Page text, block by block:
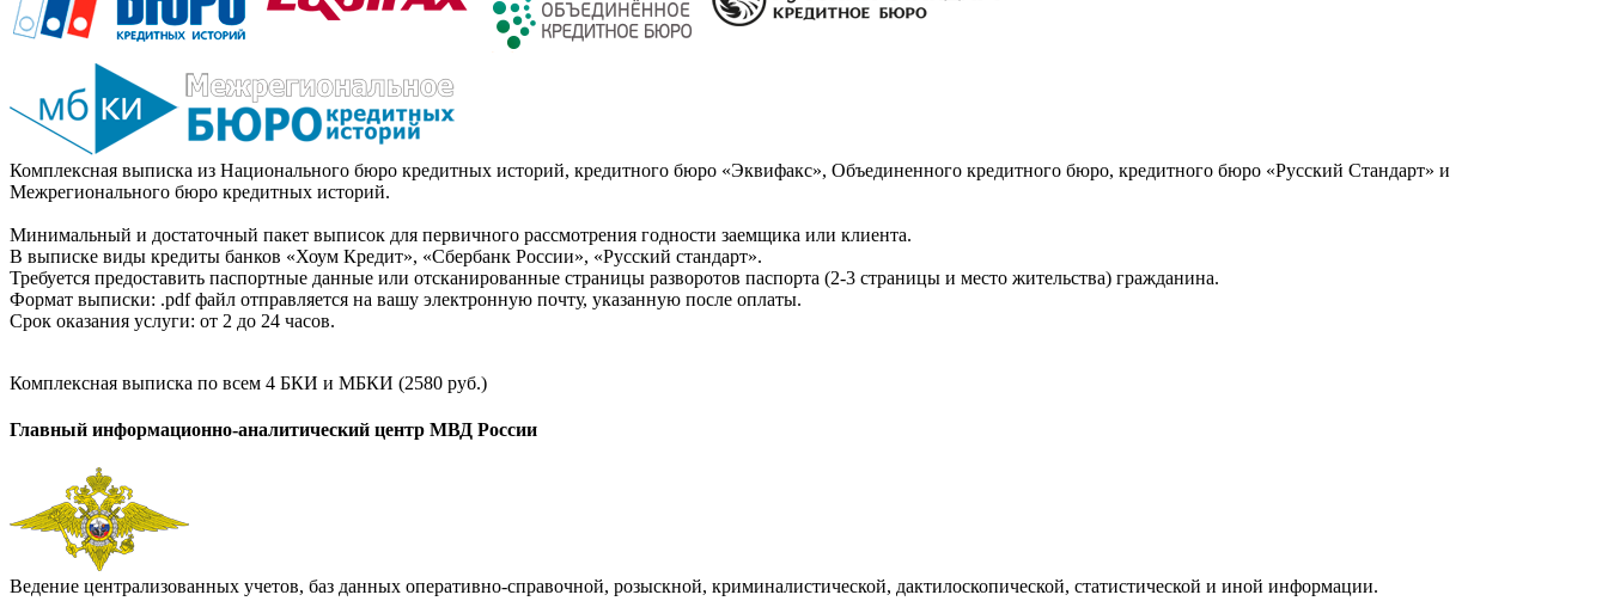
Комплексная выписка из Национального бюро кредитных историй, кредитного бюро «Эквифакс», Объединенного кредитного бюро, кредитного бюро «Русский Стандарт» и
Межрегионального бюро кредитных историй.
Минимальный и достаточный пакет выписок для первичного рассмотрения годности заемщика или клиента.
В выписке виды кредиты банков «Хоум Кредит», «Сбербанк России», «Русский стандарт».
Требуется предоставить паспортные данные или отсканированные страницы разворотов паспорта (2-3 страницы и место жительства) гражданина.
Формат выписки: .pdf файл отправляется на вашу электронную почту, указанную после оплаты.
Срок оказания услуги: от 2 до 24 часов.
Комплексная выписка по всем 4 БКИ и МБКИ (2580 руб.)
Главный информационно-аналитический центр МВД России
Ведение централизованных учетов, баз данных оперативно-справочной, розыскной, криминалистической, дактилоскопической, статистической и иной информации.